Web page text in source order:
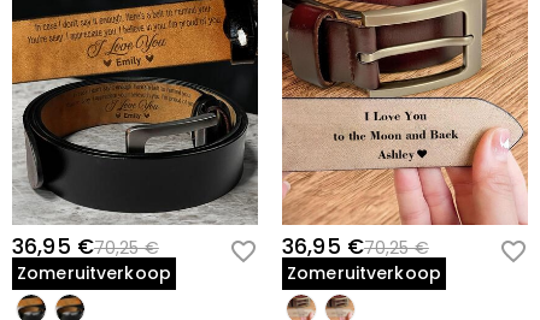
36,95 €70,25 €
Zomeruitverkoop
36,95 €70,25 €
Zomeruitverkoop